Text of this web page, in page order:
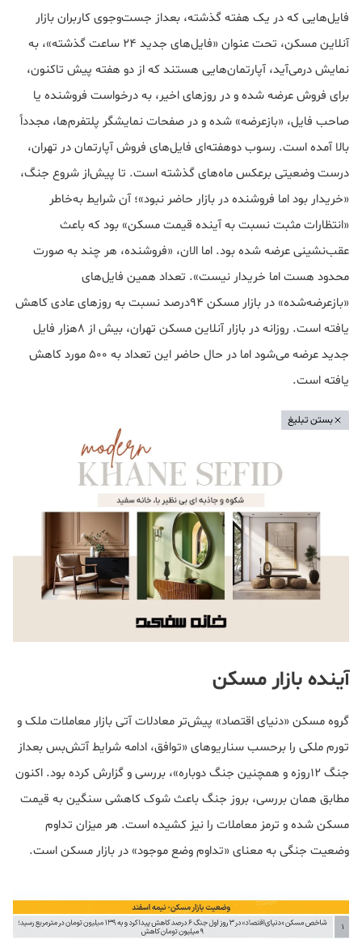
فایل‌هایی که در یک هفته گذشته، بعداز جست‌وجوی کاربران بازار
آنلاین مسکن، تحت عنوان «فایل‌های جدید 24 ساعت گذشته»، به
نمایش درمی‌آید، آپارتمان‌هایی هستند که از دو هفته پیش تاکنون،
برای فروش عرضه شده و در روزهای اخیر، به درخواست فروشنده یا
صاحب فایل، «بازعرضه» شده و در صفحات نمایشگر پلتفرم‌ها، مجدداً
بالا آمده است. رسوب دوهفته‌ای فایل‌های فروش آپارتمان در تهران،
درست وضعیتی برعکس ماه‌های گذشته است. تا پیش‌از شروع جنگ،
«خریدار بود اما فروشنده در بازار حاضر نبود»؛ آن شرایط به‌خاطر
«انتظارات مثبت نسبت به آینده قیمت مسکن» بود که باعث
عقب‌نشینی عرضه شده بود. اما الان، «فروشنده، هر چند به صورت
محدود هست اما خریدار نیست». تعداد همین فایل‌های
«بازعرضه‌شده» در بازار مسکن 94درصد نسبت به روزهای عادی کاهش
یافته است. روزانه در بازار آنلاین مسکن تهران، بیش از 8هزار فایل
جدید عرضه می‌شود اما در حال حاضر این تعداد به 500 مورد کاهش
یافته است.
بستن تبلیغ
آینده بازار مسکن
گروه مسکن «دنیای ‌اقتصاد» پیش‌تر معادلات آتی بازار معاملات ملک و
تورم ملکی را برحسب سناریوهای «توافق، ادامه شرایط آتش‌بس بعداز
جنگ 12روزه و همچنین جنگ دوباره»، بررسی و گزارش کرده بود. اکنون
مطابق همان بررسی، بروز جنگ باعث شوک کاهشی سنگین به قیمت
مسکن شده و ترمز معاملات را نیز کشیده است. هر میزان تداوم
وضعیت جنگی به معنای «تداوم وضع موجود» در بازار مسکن است.